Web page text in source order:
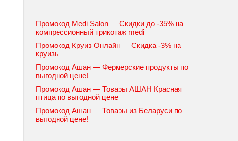
Промокод Medi Salon — Скидки до -35% на
компрессионный трикотаж medi
Промокод Круиз Онлайн — Скидка -3% на
круизы
Промокод Ашан — Фермерские продукты по
выгодной цене!
Промокод Ашан — Товары АШАН Красная
птица по выгодной цене!
Промокод Ашан — Товары из Беларуси по
выгодной цене!